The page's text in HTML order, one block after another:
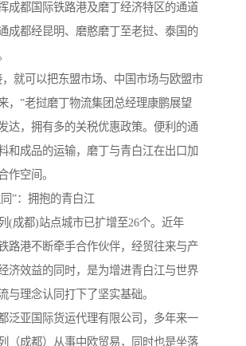
成都国际铁路港及磨丁经济特区的通道
成都经昆明、磨憨磨丁至老挝、泰国的
就可以把东盟市场、中国市场与欧盟市
，”老挝磨丁物流集团总经理康鹏展望
达，拥有多的关税优惠政策。便利的通
和成品的运输，磨丁与青白江在出口加
作空间。
”：拥抱的青白江
(成都)站点城市已扩增至26个。近年
路港不断牵手合作伙伴，经贸往来与产
济效益的同时，是为增进青白江与世界
与理念认同打下了坚实基础。
泛亚国际货运代理有限公司，多年来一
（成都）从事中欧贸易，同时也是坐落